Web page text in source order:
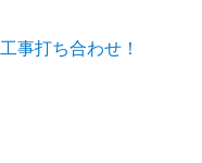
事打ち合わせ！